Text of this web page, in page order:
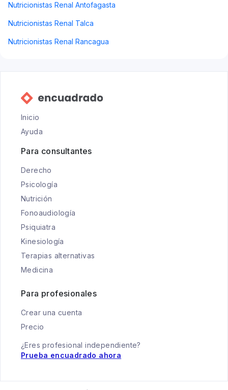
Nutricionistas Renal Antofagasta
Nutricionistas Renal Talca
Nutricionistas Renal Rancagua
Inicio
Ayuda
Para consultantes
Derecho
Psicología
Nutrición
Fonoaudiología
Psiquiatra
Kinesiología
Terapias alternativas
Medicina
Para profesionales
Crear una cuenta
Precio
¿Eres profesional independiente?
Prueba encuadrado ahora